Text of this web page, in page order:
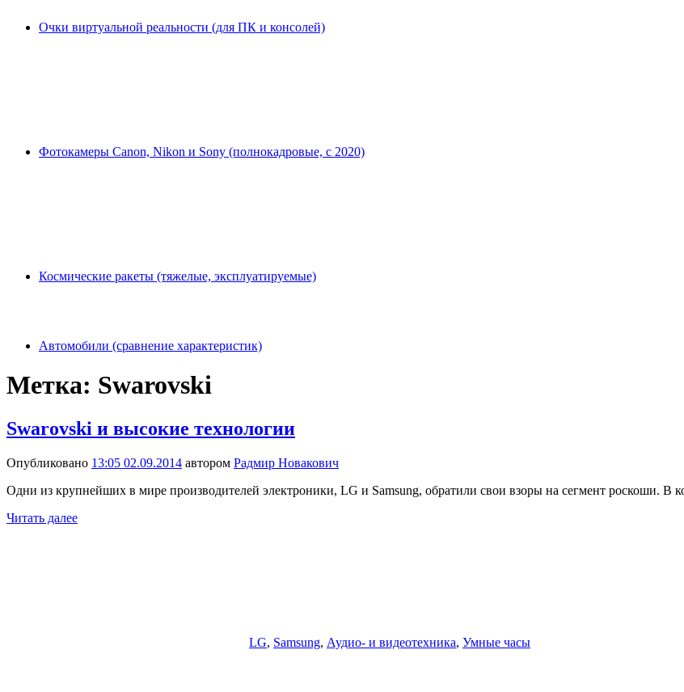
Очки виртуальной реальности (для ПК и консолей)
Фотокамеры Canon, Nikon и Sony (полнокадровые, с 2020)
Космические ракеты (тяжелые, эксплуатируемые)
Автомобили (сравнение характеристик)
Метка: Swarovski
Swarovski и высокие технологии
Опубликовано 13:05 02.09.2014 автором Радмир Новакович
Одни из крупнейших в мире производителей электроники, LG и Samsung, обратили свои взоры на сегмент роскоши. В
Читать далее
LG, Samsung, Аудио- и видеотехника, Умные часы